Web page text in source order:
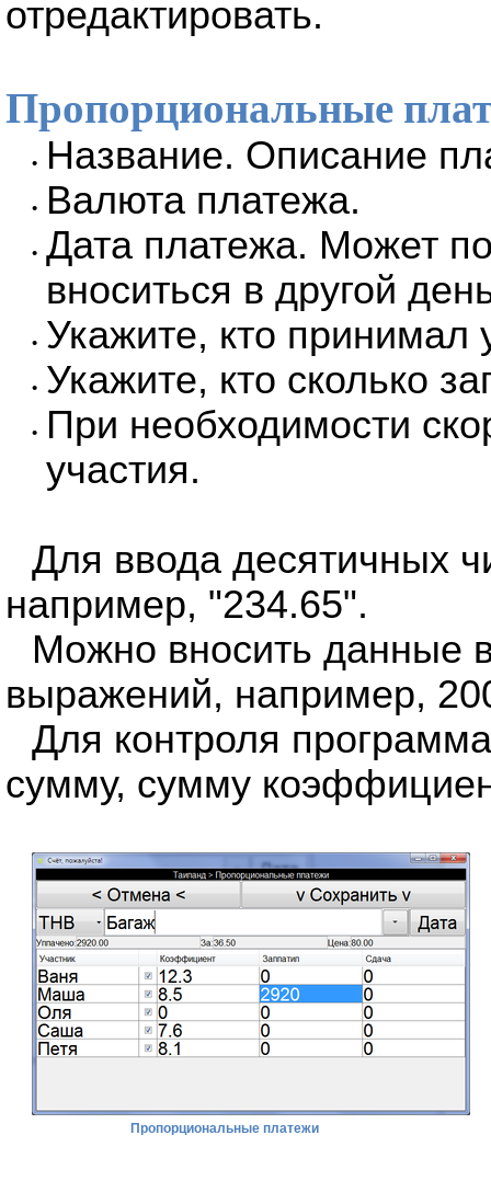
отредактировать.
Пропорциональные
• Название. Описание
• Валюта платежа.
• Дата платежа. Может
вноситься в другой
• Укажите, кто принимал
• Укажите, кто сколько
•
При необходимости
участия.
Для ввода десятичных
например, "234.65".
Можно вносить данные
выражений, например,
Для контроля
сумму, сумму
Пропорциональные платежи